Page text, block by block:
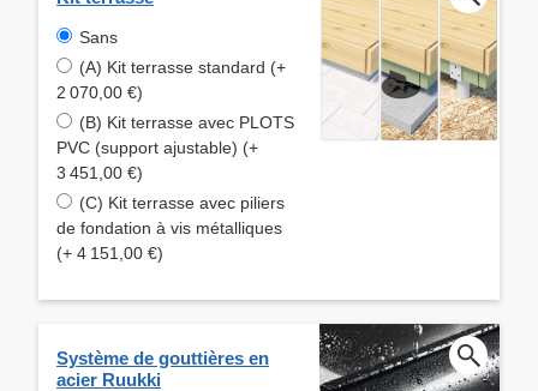
Sans
(A) Kit terrasse standard (+
2 070,00 €)
(B) Kit terrasse avec PLOTS
PVC (support ajustable) (+
3 451,00 €)
(C) Kit terrasse avec piliers
de fondation à vis métalliques
(+ 4 151,00 €)
Système de gouttières en
acier Ruukki